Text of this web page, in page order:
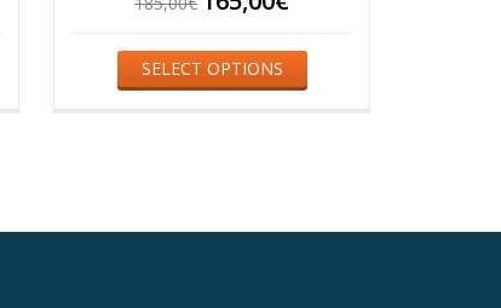
SELECT OPTIONS